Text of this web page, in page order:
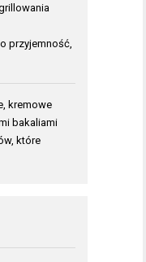
przyjemność,
kremowe
bakaliami
które